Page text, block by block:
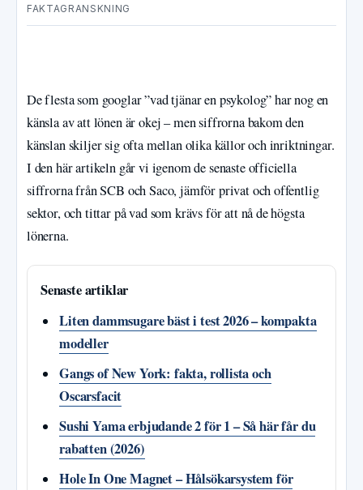
FAKTAGRANSKNING
De flesta som googlar ”vad tjänar en psykolog” har nog en
känsla av att lönen är okej – men siffrorna bakom den
känslan skiljer sig ofta mellan olika källor och inriktningar.
I den här artikeln går vi igenom de senaste officiella
siffrorna från SCB och Saco, jämför privat och offentlig
sektor, och tittar på vad som krävs för att nå de högsta
lönerna.
Senaste artiklar
Liten dammsugare bäst i test 2026 – kompakta
modeller
Gangs of New York: fakta, rollista och
Oscarsfacit
Sushi Yama erbjudande 2 för 1 – Så här får du
rabatten (2026)
Hole In One Magnet – Hålsökarsystem för